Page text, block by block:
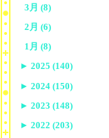
3月 (8)
2月 (6)
1月 (8)
► 2025 (140)
► 2024 (150)
► 2023 (148)
► 2022 (203)